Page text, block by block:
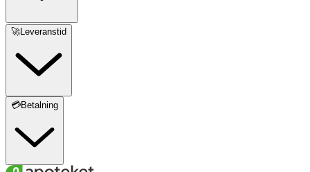
🚀Leveranstid
💳Betalning